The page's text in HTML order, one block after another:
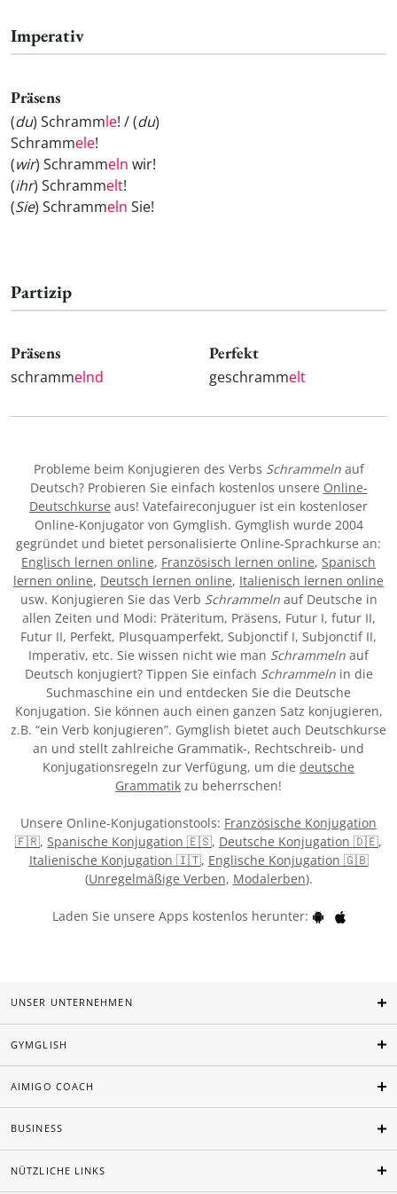
Imperativ
Präsens
(du) Schrammle! / (du)
Schrammele!
(wir) Schrammeln wir!
(ihr) Schrammelt!
(Sie) Schrammeln Sie!
Partizip
Präsens
schrammelnd
Perfekt
geschrammelt
Probleme beim Konjugieren des Verbs Schrammelnauf
Deutsch? Probieren Sie einfach kostenlos unsere Online-
Deutschkurse aus! Vatefaireconjuguer ist ein kostenloser
Online-Konjugator von Gymglish. Gymglish wurde 2004
gegründet und bietet personalisierte Online-Sprachkurse an:
Englisch lernen online, Französisch lernen online, Spanisch
lernen online, Deutsch lernen online, Italienisch lernen online
usw. Konjugieren Sie das Verb Schrammelnauf Deutsche in
allen Zeiten und Modi: Präteritum, Präsens, Futur I, futur II,
Futur II, Perfekt, Plusquamperfekt, Subjonctif I, Subjonctif II,
Imperativ, etc. Sie wissen nicht wie man Schrammeln auf
Deutsch konjugiert? Tippen Sie einfach Schrammelnin die
Suchmaschine ein und entdecken Sie die Deutsche
Konjugation. Sie können auch einen ganzen Satz konjugieren,
z.B. “ein Verb konjugieren”. Gymglish bietet auch Deutschkurse
an und stellt zahlreiche Grammatik-, Rechtschreib- und
Konjugationsregeln zur Verfügung, um die deutsche
Grammatik zu beherrschen!
Unsere Online-Konjugationstools: Französische Konjugation
🇫🇷, Spanische Konjugation 🇪🇸, Deutsche Konjugation 🇩🇪,
Italienische Konjugation 🇮🇹, Englische Konjugation 🇬🇧
(Unregelmäßige Verben, Modalerben).
Laden Sie unsere Apps kostenlos herunter:
UNSER UNTERNEHMEN
GYMGLISH
AIMIGO COACH
BUSINESS
NÜTZLICHE LINKS